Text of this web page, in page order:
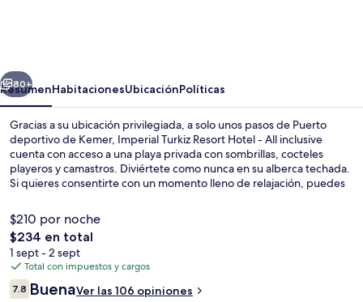
-
All
inclusive
Siguiente
80+
ResumenHabitacionesUbicaciónPolíticas
Gracias a su ubicación privilegiada, a solo unos pasos de Puerto
deportivo de Kemer, Imperial Turkiz Resort Hotel - All inclusive
cuenta con acceso a una playa privada con sombrillas, cocteles
playeros y camastros. Diviértete como nunca en su alberca techada.
Si quieres consentirte con un momento lleno de relajación, puedes
restaurantes, y si quieres tomar un coctel, los 2 bares o lounges son
un buen lugar. Otros servicios y amenidades a destacar de esta
propiedad de lujo son su marina, su club infantil gratis y su bar junto
a la alberca.
$210 por noche
El
precio
total
es
de
$234 en total
1 sept - 2 sept
Total con impuestos y cargos
Opiniones
7.87.8 de 10,
BuenaVer las 106 opiniones